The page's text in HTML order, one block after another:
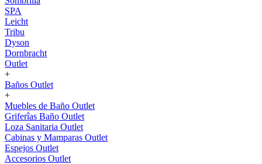
SPA
Leicht
Tribu
Dyson
Dornbracht
Outlet
+
Baños Outlet
+
Muebles de Baño Outlet
Griferîas Baño Outlet
Loza Sanitaria Outlet
Cabinas y Mamparas Outlet
Espejos Outlet
Accesorios Outlet